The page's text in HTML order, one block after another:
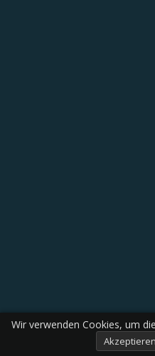
Wir verwenden Cookies, um
Akzeptieren